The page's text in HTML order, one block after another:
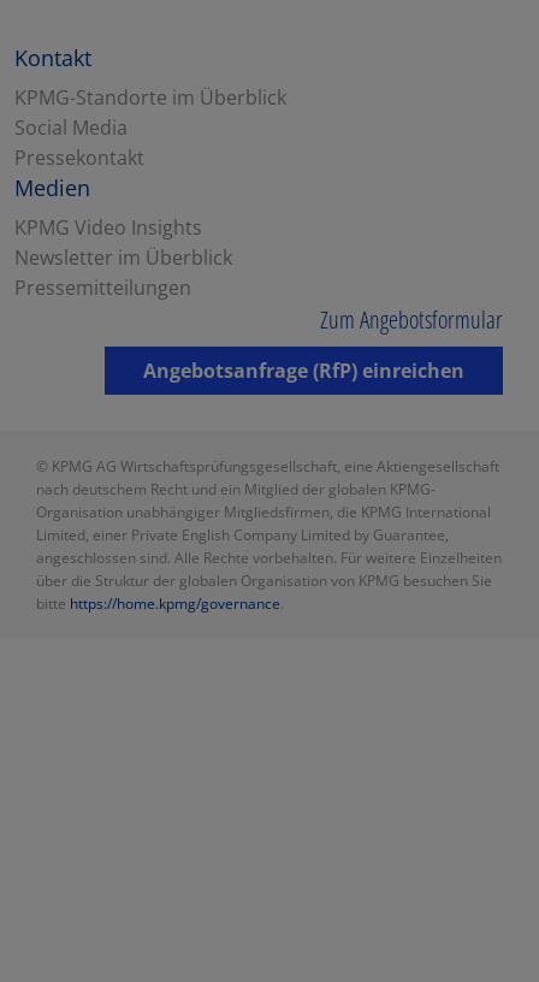
Kontakt
KPMG-Standorte im Überblick
Social Media
Pressekontakt
Medien
KPMG Video Insights
Newsletter im Überblick
Pressemitteilungen
Zum Angebotsformular
Angebotsanfrage (RfP) einreichen
© KPMG AG Wirtschaftsprüfungsgesellschaft, eine Aktiengesellschaft
nach deutschem Recht und ein Mitglied der globalen KPMG-
Organisation unabhängiger Mitgliedsfirmen, die KPMG International
Limited, einer Private English Company Limited by Guarantee,
angeschlossen sind. Alle Rechte vorbehalten. Für weitere Einzelheiten
über die Struktur der globalen Organisation von KPMG besuchen Sie
bitte https://home.kpmg/governance.